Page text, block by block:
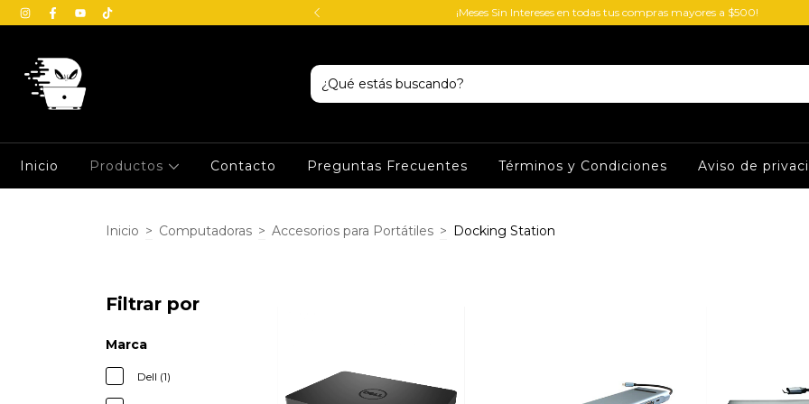
en Veracruz - Boca del Río ¡Meses Sin Intereses en todas tus compras mayores a $500!
Inicio Productos Contacto Preguntas Frecuentes Términos y Condiciones Aviso de
Inicio > Computadoras > Accesorios para Portátiles > Docking Station
Filtrar por
Marca
Dell (1)